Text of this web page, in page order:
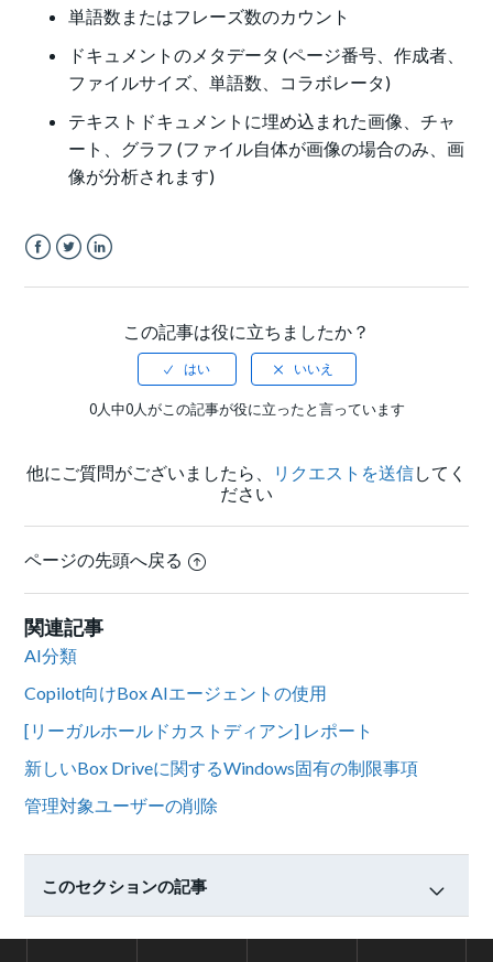
単語数またはフレーズ数のカウント
ドキュメントのメタデータ (ページ番号、作成者、
ファイルサイズ、単語数、コラボレータ)
テキストドキュメントに埋め込まれた画像、チャ
ート、グラフ (ファイル自体が画像の場合のみ、画
像が分析されます)
この記事は役に立ちましたか？
0人中0人がこの記事が役に立ったと言っています
他にご質問がございましたら、 リクエストを送信してく
ださい
ページの先頭へ戻る
関連記事
AI分類
Copilot向けBox AIエージェントの使用
[リーガルホールドカストディアン] レポート
新しいBox Driveに関するWindows固有の制限事項
管理対象ユーザーの削除
このセクションの記事